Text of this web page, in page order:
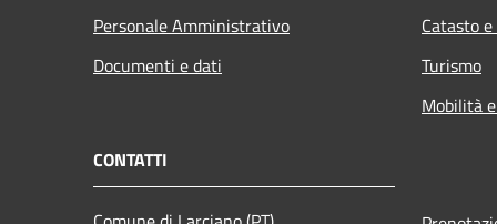
Personale Amministrativo
Documenti e dati
Catasto
Turismo
Mobilità
CONTATTI